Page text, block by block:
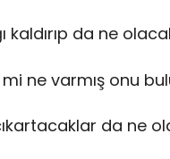
kaldırıp da ne
ne varmış onu
da ne